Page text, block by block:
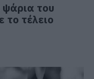
ψάρια του
τέλειο